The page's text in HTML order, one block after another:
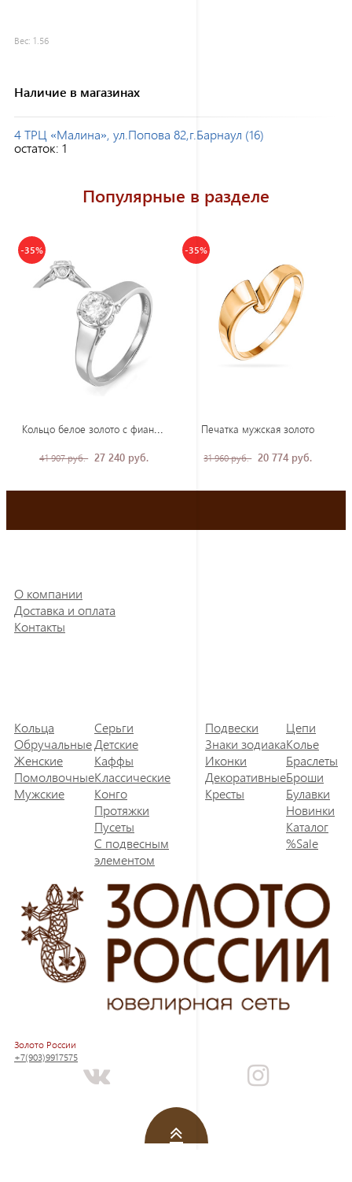
Вес: 1.56
Наличие в магазинах
4 ТРЦ «Малина», ул.Попова 82,г.Барнаул (16)
остаток: 1
Популярные в разделе
-35%
41 907 руб. 27 240 руб.
-35%
Печатка мужская золото
31 960 руб. 20 774 руб.
О компании
Доставка и оплата
Контакты
Кольца
Обручальные
Женские
Помолвочные
Мужские
Серьги
Детские
Каффы
Классические
Конго
Протяжки
Пусеты
С подвесным
элементом
Подвески
Знаки зодиака
Иконки
Декоративные
Кресты
Цепи
Колье
Браслеты
Броши
Булавки
Новинки
Каталог
%Sale
Золото России
+7(903)9917575